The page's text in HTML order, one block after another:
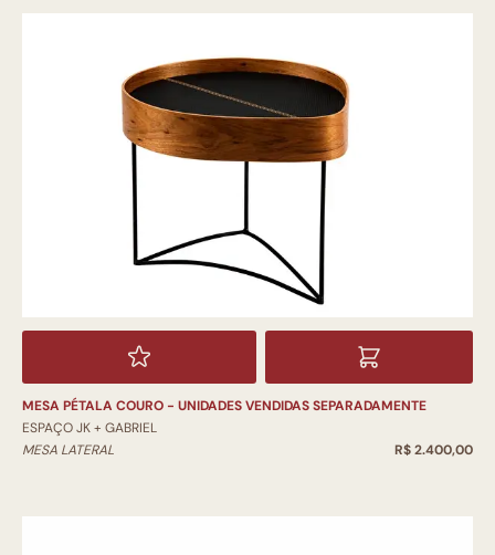
MESA PÉTALA COURO - UNIDADES VENDIDAS SEPARADAMENTE
ESPAÇO JK + GABRIEL
MESA LATERAL
R$ 2.400,00